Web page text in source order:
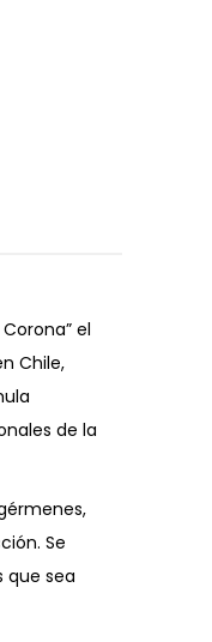
el
Chile,
de la
Se
que sea